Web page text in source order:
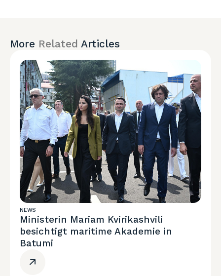
More Related Articles
NEWS
Ministerin Mariam Kvirikashvili
besichtigt maritime Akademie in
Batumi